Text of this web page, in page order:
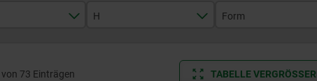
H Form
E
von 73 Einträgen TABELLE VERGRÖSSERN